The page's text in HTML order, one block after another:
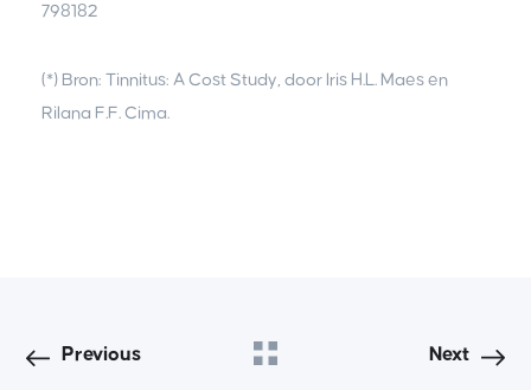
798182
(*) Bron: Tinnitus: A Cost Study, door Iris H.L. Maes en
Rilana F.F. Cima.
Previous Next